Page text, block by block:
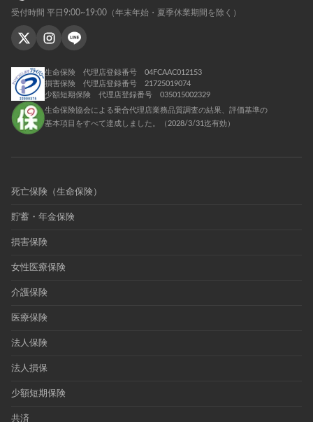
受付時間 平日9:00~19:00（年末年始・夏季休業期間を除く）
生命保険 代理店登録番号 04FCAAC012153
損害保険 代理店登録番号 21725019074
少額短期保険 代理店登録番号 035015002329
生命保険協会による乗合代理店業務品質調査の結果、評価基準の
基本項目をすべて達成しました。（2028/3/31迄有効）
死亡保険（生命保険）
貯蓄・年金保険
損害保険
女性医療保険
介護保険
医療保険
法人保険
法人損保
少額短期保険
共済